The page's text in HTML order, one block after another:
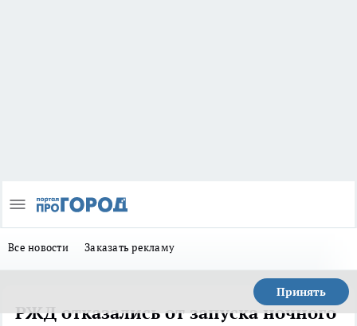
Все новости Заказать рекламу
Принять
РЖД отказались от запуска ночного